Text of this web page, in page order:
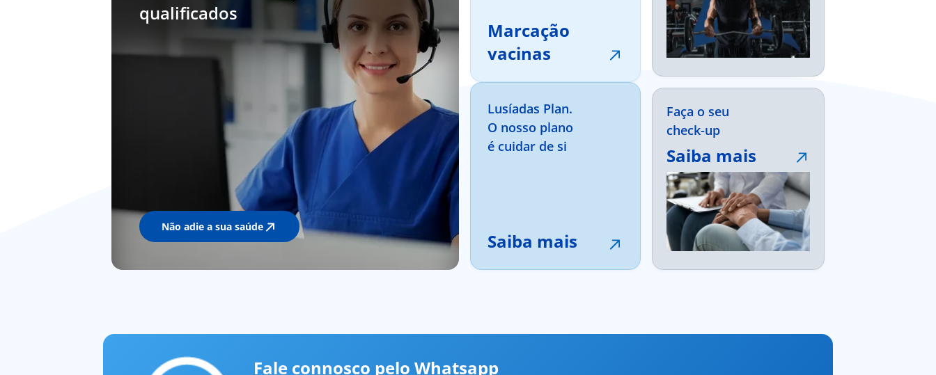
Não adie a sua saúde
qualificados
Marcação
vacinas
Saiba mais
Lusíadas Plan.
O nosso plano
é cuidar de si
Saiba mais
Faça o seu
check-up
Fale connosco pelo Whatsapp